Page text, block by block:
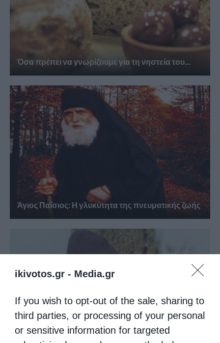
ikivotos.gr - Media.gr
If you wish to opt-out of the sale, sharing to
third parties, or processing of your personal
or sensitive information for targeted
Όσα πρέπει να γνωρίζουμε για τη νηστεία του...
Άγιος Παΐσιος: Η γλυκύτητα της πνευματικής ζωής